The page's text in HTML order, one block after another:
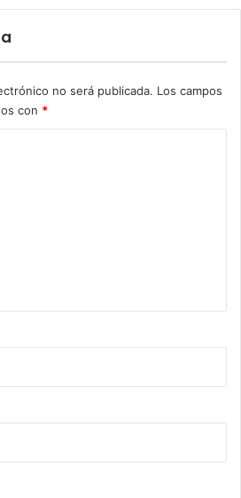
no será publicada. Los campos
con *